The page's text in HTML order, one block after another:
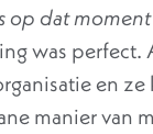
op dat
was perfect.
en ze
manier van